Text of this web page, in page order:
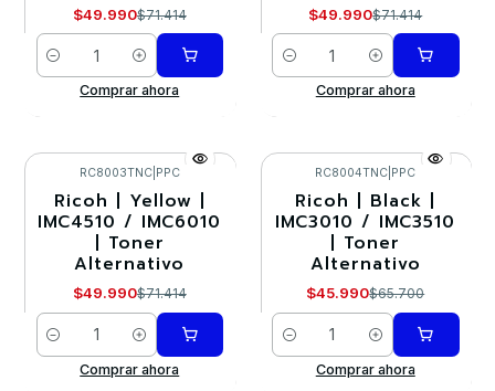
$49.990$71.414
Cantidad
Comprar ahora
$49.990$71.414
Cantidad
Comprar ahora
-30%
RC8003TNC| PPC
Ricoh | Yellow |
IMC4510 / IMC6010
| Toner
Alternativo
$49.990$71.414
Cantidad
Comprar ahora
-30%
RC8004TNC PPC
Ricoh | Black |
IMC3010 / IMC3510
| Toner
Alternativo
$45.990$65.700
Cantidad
Comprar ahora